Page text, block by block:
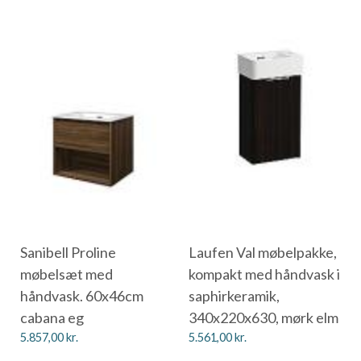
Sanibell Proline
møbelsæt med
håndvask. 60x46cm
cabana eg
5.857,00kr.
Laufen Val møbelpakke,
kompakt med håndvask i
saphirkeramik,
340x220x630, mørk elm
5.561,00kr.